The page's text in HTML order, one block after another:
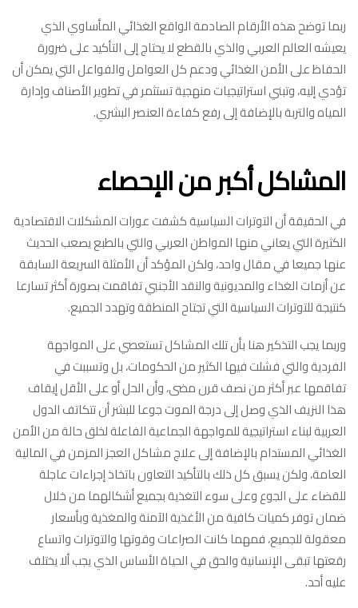
ربما توضح هذه الأرقام الصادمة الواقع الغذائي المأساوي الذي
يعيشه العالم العربي والذي بالقطع لا يحتاج إلى التأكيد على ضرورة
الحفاظ على الأمن الغذائي ودعم كل العوامل والفواعل التي يمكن أن
تؤدي إليه، وتبني استراتيجيات منهجية تستثمر في تطوير الأصناف وإدارة
المياه والتربة بالإضافة إلى رفع كفاءة العنصر البشري.
المشاكل أكبر من الإحصاء
في الحقيقة أن التوترات السياسية كشفت عورات المشكلات الاقتصادية
الكثيرة التي يعاني منها المواطن العربي والتي بالطبع يصعب الحديث
عنها جميعا في مقال واحد، ولكن المؤكد أن الأمثلة السريعة السابقة
عن أزمات الغذاء والمديونية والنقد الأجنبي تفاقمت بصورة أكثر تسارعا
كنتيجة للتوترات السياسية التي تجتاح المنطقة وتهدد الجميع.
وربما يجب التذكير هنا بأن تلك المشاكل تستعصي على المواجهة
الفردية والتي فشلت فيها الكثير من الحكومات، بل وتسببت في
تفاقمها عبر أكثر من نصف قرن مضى، وأن الحل أو على الأقل إيقاف
هذا النزيف الذي وصل إلى درجة الموت جوعا للبشر أن تتكاتف الدول
العربية لبناء استراتيجية للمواجهة الجماعية الفاعلة لخلق حالة من الأمن
الغذائي المستدام بالإضافة إلى علاج مشاكل العجز المزمن في المالية
العامة، ولكن يسبق كل ذلك بالتأكيد التعاون باتخاذ إجراءات عاجلة
للقضاء على الجوع وعلى سوء التغذية بجميع أشكالهما من خلال
ضمان توفر كميات كافية من الأغذية الآمنة والمغذية وبأسعار
معقولة للجميع، فمهما كانت الصراعات وقوتها والتوترات واتساع
رقعتها تبقى الإنسانية والحق في الحياة الأساس الذي يجب ألا يختلف
عليه أحد.